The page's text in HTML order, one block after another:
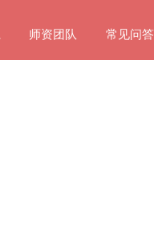
师资团队 常见问答